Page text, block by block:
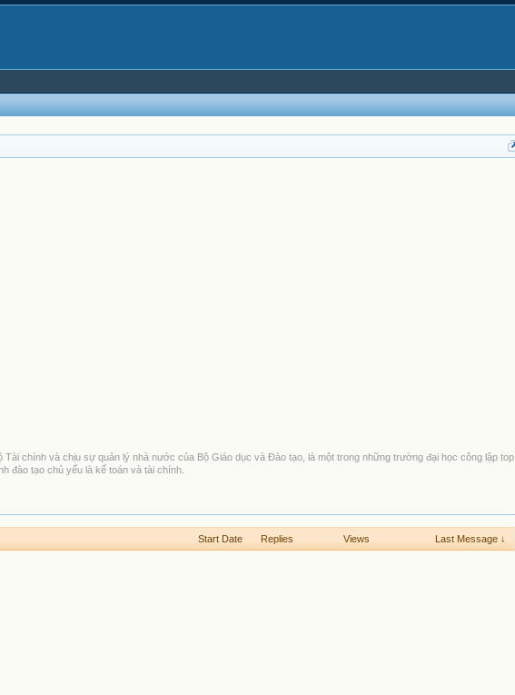
chính và chịu sự quản lý nhà nước của Bộ Giáo dục và Đào tạo, là một trong những trường đại học công lập top
đào tạo chủ yếu là kế toán và tài chính.
Start Date Replies Views Last Message ↓